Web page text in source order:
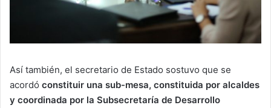
Así también, el secretario de Estado sostuvo que se
acordó constituir una sub-mesa, constituida por alcaldes
y coordinada por la Subsecretaría de Desarrollo